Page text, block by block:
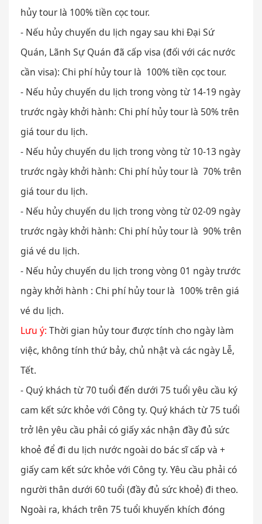
hủy tour là 100% tiền cọc tour.
- Nếu hủy chuyến du lịch ngay sau khi Đại Sứ
Quán, Lãnh Sự Quán đã cấp visa (đối với các nước
cần visa): Chi phí hủy tour là 100% tiền cọc tour.
- Nếu hủy chuyến du lịch trong vòng từ 14-19 ngày
trước ngày khởi hành: Chi phí hủy tour là 50% trên
giá tour du lịch.
- Nếu hủy chuyến du lịch trong vòng từ 10-13 ngày
trước ngày khởi hành: Chi phí hủy tour là 70% trên
giá tour du lịch.
- Nếu hủy chuyến du lịch trong vòng từ 02-09 ngày
trước ngày khởi hành: Chi phí hủy tour là 90% trên
giá vé du lịch.
- Nếu hủy chuyến du lịch trong vòng 01 ngày trước
ngày khởi hành : Chi phí hủy tour là 100% trên giá
vé du lịch.
Lưu ý: Thời gian hủy tour được tính cho ngày làm
việc, không tính thứ bảy, chủ nhật và các ngày Lễ,
Tết.
- Quý khách từ 70 tuổi đến dưới 75 tuổi yêu cầu ký
cam kết sức khỏe với Công ty. Quý khách từ 75 tuổi
trở lên yêu cầu phải có giấy xác nhận đầy đủ sức
khoẻ để đi du lịch nước ngoài do bác sĩ cấp và +
giấy cam kết sức khỏe với Công ty. Yêu cầu phải có
người thân dưới 60 tuổi (đầy đủ sức khoẻ) đi theo.
Ngoài ra, khách trên 75 tuổi khuyến khích đóng